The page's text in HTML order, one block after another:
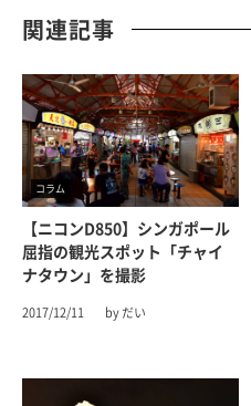
関連記事
コラム
【ニコンD850】シンガポール
屈指の観光スポット「チャイ
ナタウン」を撮影
2017/12/11 by だい